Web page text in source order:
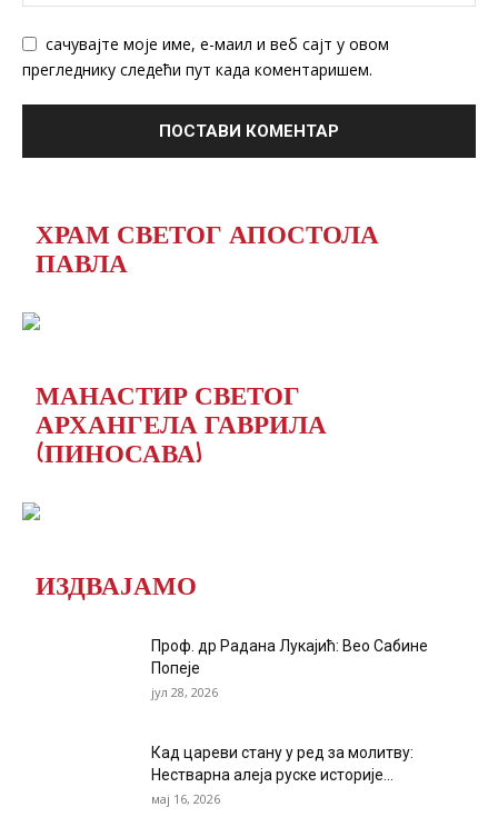
сачувајте моје име, е-маил и веб сајт у овом
прегледнику следећи пут када коментаришем.
ХРАМ СВЕТОГ АПОСТОЛА
ПАВЛА
МАНАСТИР СВЕТОГ
АРХАНГЕЛА ГАВРИЛА
(ПИНОСАВА)
ИЗДВАЈАМО
Проф. др Радана Лукајић: Вео Сабине
Попеје
јул 28, 2026
Кад цареви стану у ред за молитву:
Нестварна алеја руске историје...
мај 16, 2026